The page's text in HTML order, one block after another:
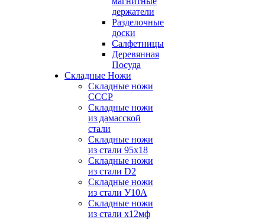
держатели
Разделочные
доски
Салфетницы
Деревянная
Посуда
Складные Ножи
Cкладные ножи
СССР
Складные ножи
из дамасской
стали
Складные ножи
из стали 95х18
Складные ножи
из стали D2
Складные ножи
из стали У10А
Складные ножи
из стали х12мф